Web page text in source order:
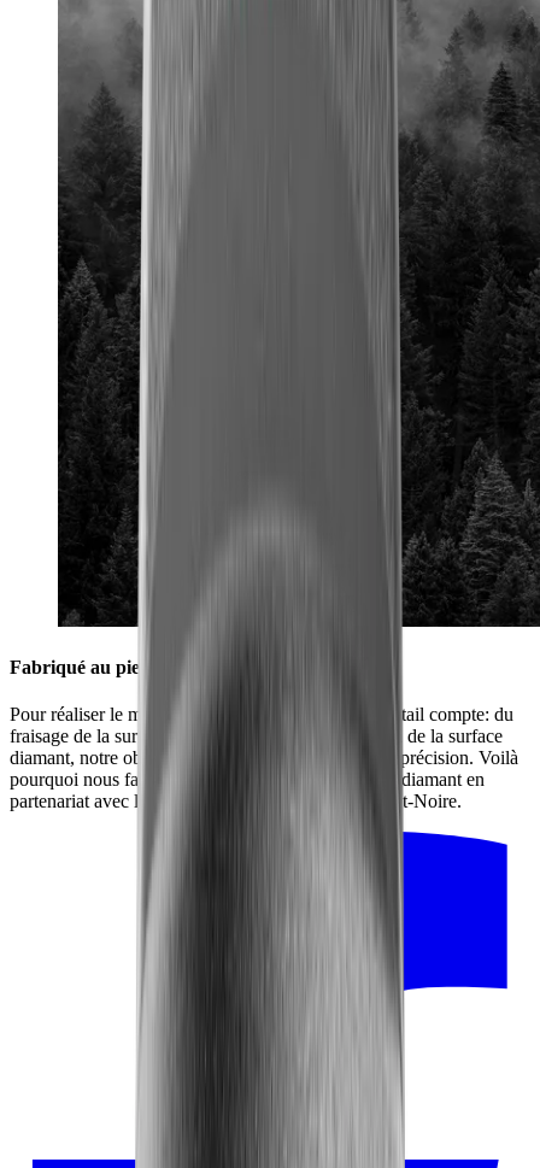
Fabriqué au pied de la Forêt-Noire
Pour réaliser le meilleur produit possible, chaque détail compte: du
fraisage de la surface en alliage jusqu’à l’intégration de la surface
diamant, notre objectif reste toujours la qualité et la précision. Voilà
pourquoi nous fabriquons la surface d’aiguisage en diamant en
partenariat avec les artisans de notre région, en Forêt-Noire.